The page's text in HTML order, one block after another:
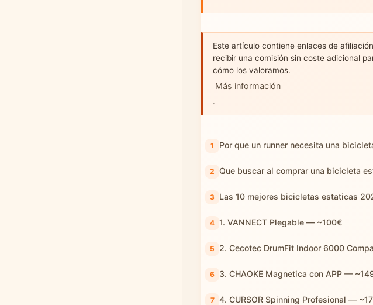
Este artículo contiene enlaces de
recibir una comisión sin coste adicional
cómo los valoramos.
Más información
.
Por que un runner necesita una
Que buscar al comprar una bicicleta
Las 10 mejores bicicletas estaticas
1. VANNECT Plegable — ~100€
2. Cecotec DrumFit Indoor 6000
3. CHAOKE Magnetica con APP —
4. CURSOR Spinning Profesional —